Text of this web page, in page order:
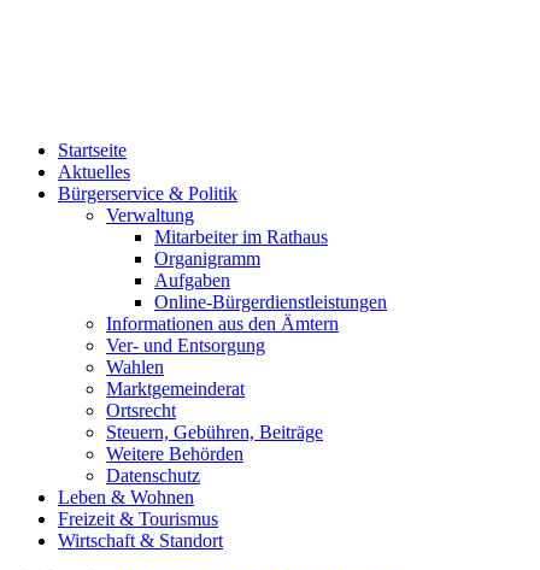
Startseite
Aktuelles
Bürgerservice & Politik
Verwaltung
Mitarbeiter im Rathaus
Organigramm
Aufgaben
Online-Bürgerdienstleistungen
Informationen aus den Ämtern
Ver- und Entsorgung
Wahlen
Marktgemeinderat
Ortsrecht
Steuern, Gebühren, Beiträge
Weitere Behörden
Datenschutz
Leben & Wohnen
Freizeit & Tourismus
Wirtschaft & Standort